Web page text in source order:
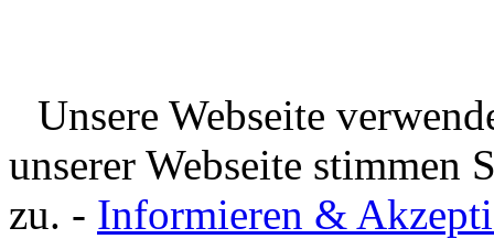
Unsere Webseite
unserer Webseite stimmen
zu. - Informieren &